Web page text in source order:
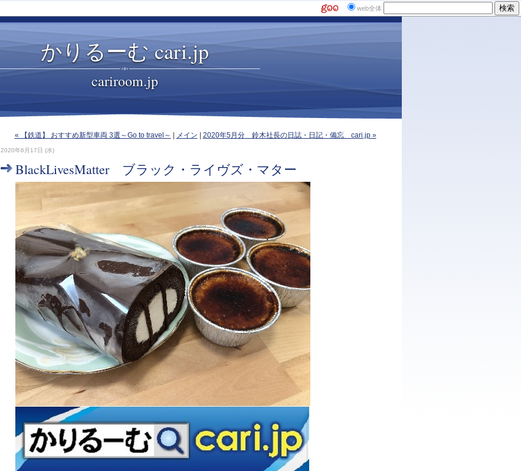
web全体
かりるーむ cari.jp
cariroom.jp
« 【鉄道】 おすすめ新型車両 3選～Go to travel～ メイン 2020年5月分 鈴木社長の日誌・日記・備忘 cari.jp »
2020年6月17日 (水)
BlackLivesMatter ブラック・ライヴズ・マター